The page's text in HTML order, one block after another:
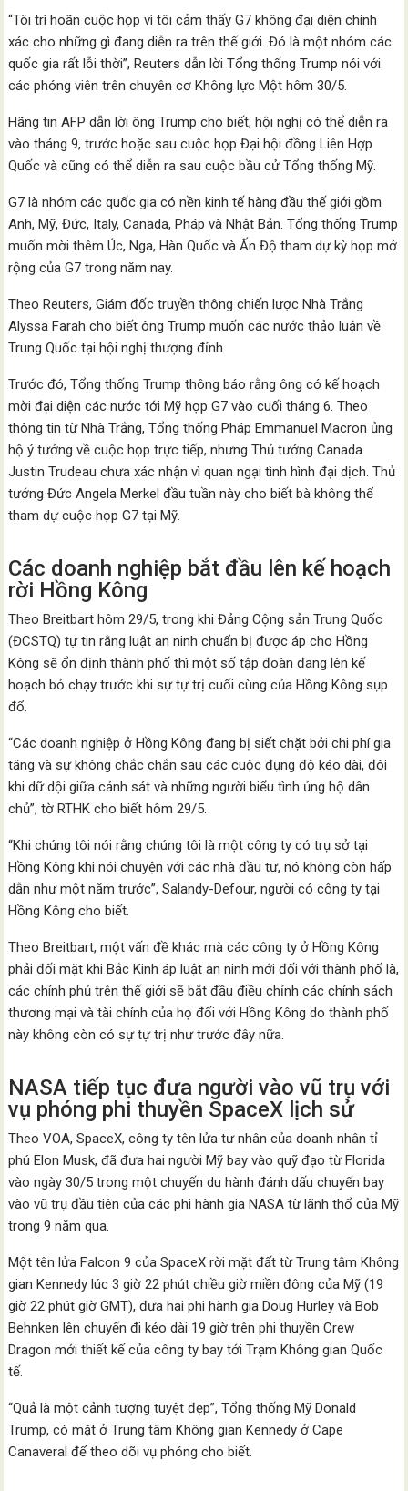
“Tôi trì hoãn cuộc họp vì tôi cảm thấy G7 không đại diện chính
xác cho những gì đang diễn ra trên thế giới. Đó là một nhóm các
quốc gia rất lỗi thời”, Reuters dẫn lời Tổng thống Trump nói với
các phóng viên trên chuyên cơ Không lực Một hôm 30/5.
Hãng tin AFP dẫn lời ông Trump cho biết, hội nghị có thể diễn ra
vào tháng 9, trước hoặc sau cuộc họp Đại hội đồng Liên Hợp
Quốc và cũng có thể diễn ra sau cuộc bầu cử Tổng thống Mỹ.
G7 là nhóm các quốc gia có nền kinh tế hàng đầu thế giới gồm
Anh, Mỹ, Đức, Italy, Canada, Pháp và Nhật Bản. Tổng thống Trump
muốn mời thêm Úc, Nga, Hàn Quốc và Ấn Độ tham dự kỳ họp mở
rộng của G7 trong năm nay.
Theo Reuters, Giám đốc truyền thông chiến lược Nhà Trắng
Alyssa Farah cho biết ông Trump muốn các nước thảo luận về
Trung Quốc tại hội nghị thượng đỉnh.
Trước đó, Tổng thống Trump thông báo rằng ông có kế hoạch
mời đại diện các nước tới Mỹ họp G7 vào cuối tháng 6. Theo
thông tin từ Nhà Trắng, Tổng thống Pháp Emmanuel Macron ủng
hộ ý tưởng về cuộc họp trực tiếp, nhưng Thủ tướng Canada
Justin Trudeau chưa xác nhận vì quan ngại tình hình đại dịch. Thủ
tướng Đức Angela Merkel đầu tuần này cho biết bà không thể
tham dự cuộc họp G7 tại Mỹ.
Các doanh nghiệp bắt đầu lên kế hoạch
rời Hồng Kông
Theo Breitbart hôm 29/5, trong khi Đảng Cộng sản Trung Quốc
(ĐCSTQ) tự tin rằng luật an ninh chuẩn bị được áp cho Hồng
Kông sẽ ổn định thành phố thì một số tập đoàn đang lên kế
hoạch bỏ chạy trước khi sự tự trị cuối cùng của Hồng Kông sụp
đổ.
“Các doanh nghiệp ở Hồng Kông đang bị siết chặt bởi chi phí gia
tăng và sự không chắc chắn sau các cuộc đụng độ kéo dài, đôi
khi dữ dội giữa cảnh sát và những người biểu tình ủng hộ dân
chủ”, tờ RTHK cho biết hôm 29/5.
“Khi chúng tôi nói rằng chúng tôi là một công ty có trụ sở tại
Hồng Kông khi nói chuyện với các nhà đầu tư, nó không còn hấp
dẫn như một năm trước”, Salandy-Defour, người có công ty tại
Hồng Kông cho biết.
Theo Breitbart, một vấn đề khác mà các công ty ở Hồng Kông
phải đối mặt khi Bắc Kinh áp luật an ninh mới đối với thành phố là,
các chính phủ trên thế giới sẽ bắt đầu điều chỉnh các chính sách
thương mại và tài chính của họ đối với Hồng Kông do thành phố
này không còn có sự tự trị như trước đây nữa.
NASA tiếp tục đưa người vào vũ trụ với
vụ phóng phi thuyền SpaceX lịch sử
Theo VOA, SpaceX, công ty tên lửa tư nhân của doanh nhân tỉ
phú Elon Musk, đã đưa hai người Mỹ bay vào quỹ đạo từ Florida
vào ngày 30/5 trong một chuyến du hành đánh dấu chuyến bay
vào vũ trụ đầu tiên của các phi hành gia NASA từ lãnh thổ của Mỹ
trong 9 năm qua.
Một tên lửa Falcon 9 của SpaceX rời mặt đất từ Trung tâm Không
gian Kennedy lúc 3 giờ 22 phút chiều giờ miền đông của Mỹ (19
giờ 22 phút giờ GMT), đưa hai phi hành gia Doug Hurley và Bob
Behnken lên chuyến đi kéo dài 19 giờ trên phi thuyền Crew
Dragon mới thiết kế của công ty bay tới Trạm Không gian Quốc
tế.
“Quả là một cảnh tượng tuyệt đẹp”, Tổng thống Mỹ Donald
Trump, có mặt ở Trung tâm Không gian Kennedy ở Cape
Canaveral để theo dõi vụ phóng cho biết.